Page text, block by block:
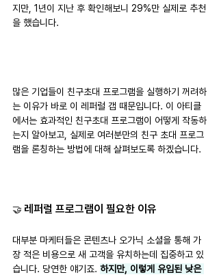
지만, 1년이 지난 후 확인해보니 29%만 실제로 추천
을 했습니다.
많은 기업들이 친구초대 프로그램을 실행하기 꺼려하
는 이유가 바로 이 레퍼럴 갭 때문입니다. 이 아티클
에서는 효과적인 친구초대 프로그램이 어떻게 작동하
는지 알아보고, 실제로 여러분만의 친구 초대 프로그
램을 론칭하는 방법에 대해 살펴보도록 하겠습니다.
🤝 레퍼럴 프로그램이 필요한 이유
대부분 마케터들은 콘텐츠나 오가닉 소셜을 통해 가
장 적은 비용으로 새 고객을 유치하는데 집중하고 있
습니다. 당연한 얘기죠. 하지만, 이렇게 유입된 낮은